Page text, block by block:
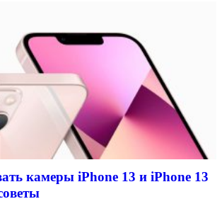
камеры iPhone 13 и iPhone 13